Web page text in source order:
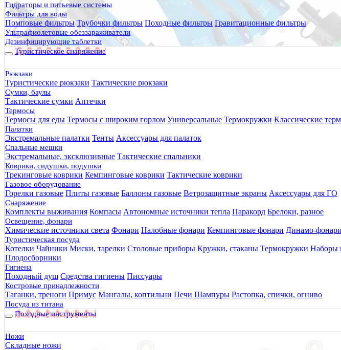
Гидраторы и питьевые системы
Фильтры для воды
Помповые фильтры Трубочки фильтры Походные фильтры Гравитационные фильтры
Ультрафиолетовые обеззараживатели
Дезинфицирующие таблетки
Туристическое снаряжение
Рюкзаки
Туристические рюкзаки Тактические рюкзаки
Сумки, баулы
Тактические сумки Аптечки
Термосы
Термосы для еды Термосы с широким горлом Универсальные Термокружки Классические
Палатки
Экстремальные палатки Тенты Аксессуары для палаток
Спальные мешки
Экстремальные, эксклюзивные Тактические спальники
Коврики, сидушки, подушки
Трекинговые коврики Кемпинговые коврики Тактические коврики
Газовое оборудование
Горелки газовые Плиты газовые Баллоны газовые Ветрозащитные экраны Аксессуары для ГО
Снаряжение
Комплекты выживания Компасы Автономные источники тепла Паракорд Брелоки, разное
Освещение, фонари
Химические источники света Фонари Налобные фонари Кемпинговые фонари Динамо-фонари
Туристическая посуда
Котелки Чайники Миски, тарелки Столовые приборы Кружки, стаканы Термокружки Наборы
Плодосборники
Гигиена
Походный душ Средства гигиены Писсуары
Костровые принадлежности
Таганки, треноги Примус Мангалы, коптильни Печи Шампуры Растопка, спички, огниво
Посуда из титана
Походные инструменты
Ножи
Складные ножи